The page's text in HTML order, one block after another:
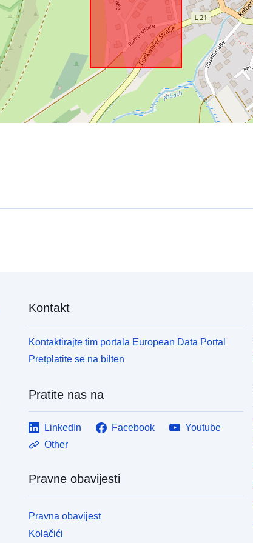
Kontakt
Kontaktirajte tim portala European Data Portal
Pretplatite se na bilten
Pratite nas na
LinkedIn Facebook
Youtube
Other
Pravne obavijesti
Pravna obavijest
Kolačići